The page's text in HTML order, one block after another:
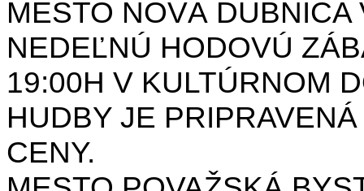
MESTO NOVÁ
NEDEĽNÚ HODOVÚ
19:00H V KULTÚRNOM
HUDBY JE
CENY.